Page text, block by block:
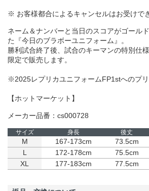
※ お客様都合によるキャンセルはお受けで
ネーム＆ナンバーと当日のスコアがゴール
た『今日のブラボーユニフォーム』。
勝利試合終了後、試合のキーマンの特別仕
限定で販売します。
※2025レプリカユニフォームFP1stへのプリ
【ホットマーケット】
メーカー品番：cs000728
サイズ 身長 後丈
M 167-173cm 73.5cm
L
172-178cm 75.5cm
XL
177-183cm 77.5cm